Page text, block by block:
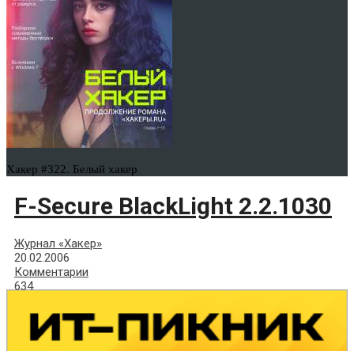
Хакер #322. Белый хакер
F-Secure BlackLight 2.2.1030
Журнал «Хакер»
20.02.2006
Комментарии
634